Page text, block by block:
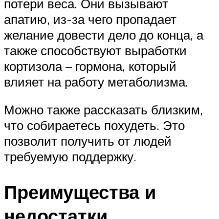
потери веса. Они вызывают
апатию, из-за чего пропадает
желание довести дело до конца, а
также способствуют выработки
кортизола – гормона, который
влияет на работу метаболизма.
Можно также рассказать близким,
что собираетесь похудеть. Это
позволит получить от людей
требуемую поддержку.
Преимущества и